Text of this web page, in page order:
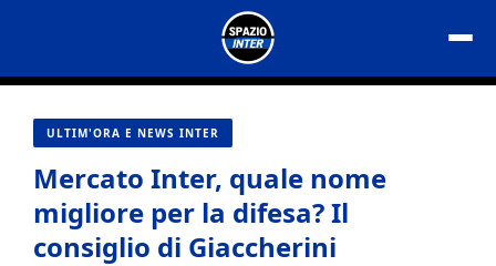
contenuto
ULTIM'ORA E NEWS INTER
Mercato Inter, quale nome
migliore per la difesa? Il
consiglio di Giaccherini